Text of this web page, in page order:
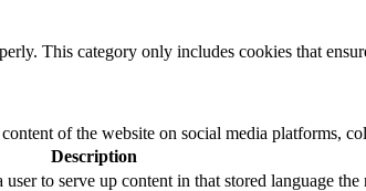
This category only includes cookies that
of the website on social media platforms,
Description
to serve up content in that stored language